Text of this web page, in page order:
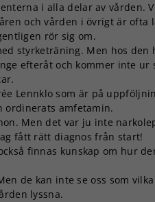
i alla delar av vården.
och vården i övrigt är ofta
rör sig om.
styrketräning. Men hos den
efteråt och kommer inte ur
Lennklo som är på
ordinerats amfetamin.
Men det var ju inte
fått rätt diagnos från start!
finnas kunskap om hur
de kan inte se oss som
lyssna.